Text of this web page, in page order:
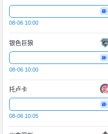
08-06 10:00
银色巨狼
08-06 10:00
托卢卡
08-06 10:05